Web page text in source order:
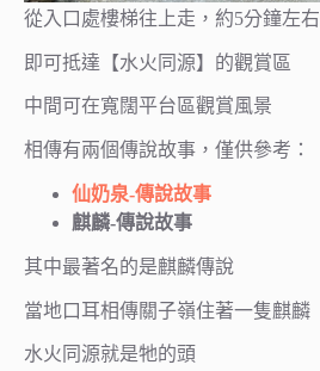
從入口處樓梯往上走，約5分鐘左右
即可抵達【水火同源】的觀賞區
中間可在寬闊平台區觀賞風景
相傳有兩個傳說故事，僅供參考：
仙奶泉-傳說故事
麒麟-傳說故事
其中最著名的是麒麟傳說
當地口耳相傳關子嶺住著一隻麒麟
水火同源就是牠的頭